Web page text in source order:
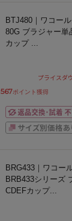
BTJ480｜ワコー
80G ブラジャー単
カップ ...
プライスダ
567ポイント獲得
BRG433｜ワコー
BRB433シリーズ
CDEFカップ...